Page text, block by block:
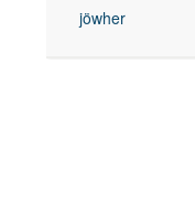
jöwher